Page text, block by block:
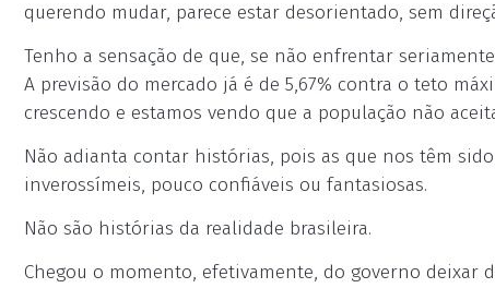
querendo mudar, parece estar desorientado, sem
Tenho a sensação de que, se não enfrentar
A previsão do mercado já é de 5,67% contra o teto
crescendo e estamos vendo que a população não
Não adianta contar histórias, pois as que nos têm
inverossímeis, pouco confiáveis ou fantasiosas.
Não são histórias da realidade brasileira.
Chegou o momento, efetivamente, do governo deixar